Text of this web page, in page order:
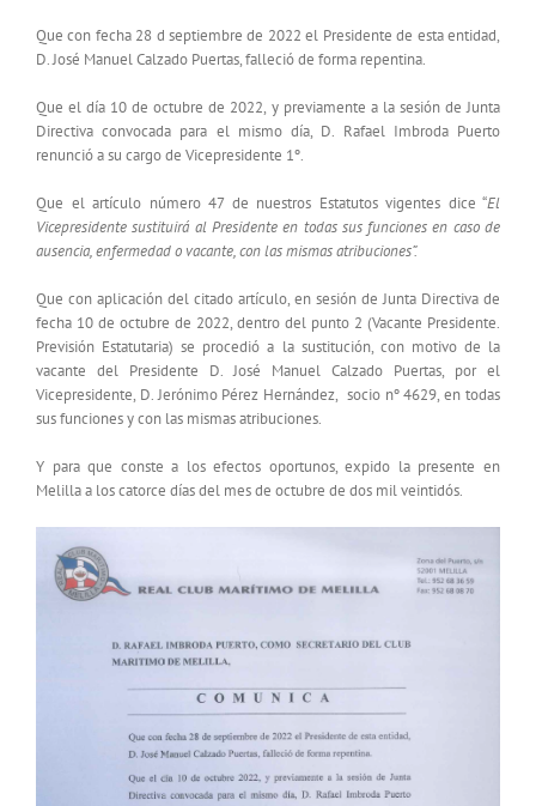
Que con fecha 28 d septiembre de 2022 el Presidente de esta entidad,
D. José Manuel Calzado Puertas, falleció de forma repentina.
Que el día 10 de octubre de 2022, y previamente a la sesión de Junta
Directiva convocada para el mismo día, D. Rafael Imbroda Puerto
renunció a su cargo de Vicepresidente 1º.
Que el artículo número 47 de nuestros Estatutos vigentes dice “El
Vicepresidente sustituirá al Presidente en todas sus funciones en caso de
ausencia, enfermedad o vacante, con las mismas atribuciones”.
Que con aplicación del citado artículo, en sesión de Junta Directiva de
fecha 10 de octubre de 2022, dentro del punto 2 (Vacante Presidente.
Previsión Estatutaria) se procedió a la sustitución, con motivo de la
vacante del Presidente D. José Manuel Calzado Puertas, por el
Vicepresidente, D. Jerónimo Pérez Hernández, socio nº 4629, en todas
sus funciones y con las mismas atribuciones.
Y para que conste a los efectos oportunos, expido la presente en
Melilla a los catorce días del mes de octubre de dos mil veintidós.